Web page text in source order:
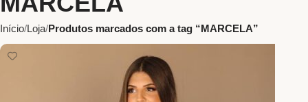
Início Loja Produtos marcados com a tag “MARCELA”